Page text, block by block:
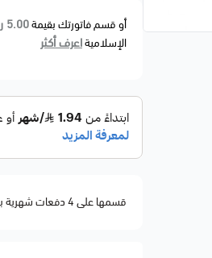
Fitment.
🚗 الموديلات المتوافقة
• Encore — 2016–2019
CHEVROLET
• Malibu — 2016–2020
أو قسم فاتورتك بقيمة5.00 ر.س
الإسلاميةاعرف أكثر
قسمها على 4 دفعات شهرية بقيمة 5.00